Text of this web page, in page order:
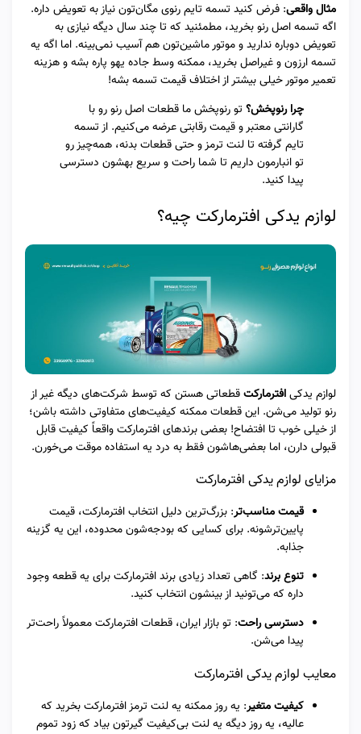
مثال واقعی: فرض کنید تسمه تایم رنوی مگان‌تون نیاز به تعویض داره.
اگه تسمه اصل رنو بخرید، مطمئنید که تا چند سال دیگه نیازی به
تعویض دوباره ندارید و موتور ماشین‌تون هم آسیب نمی‌بینه. اما اگه یه
تسمه ارزون و غیراصل بخرید، ممکنه وسط جاده یهو پاره بشه و هزینه
تعمیر موتور خیلی بیشتر از اختلاف قیمت تسمه بشه!
چرا رنوپخش؟ تو رنوپخش ما قطعات اصل رنو رو با
گارانتی معتبر و قیمت رقابتی عرضه می‌کنیم. از تسمه
تایم گرفته تا لنت ترمز و حتی قطعات بدنه، همه‌چیز رو
تو انبارمون داریم تا شما راحت و سریع بهشون دسترسی
پیدا کنید.
لوازم یدکی افترمارکت چیه؟
لوازم یدکیافترمارکتقطعاتی هستن که توسط شرکت‌های دیگه غیر از
رنو تولید می‌شن. این قطعات ممکنه کیفیت‌های متفاوتی داشته باشن؛
از خیلی خوب تا افتضاح! بعضی برندهای افترمارکت واقعاً کیفیت قابل
قبولی دارن، اما بعضی‌هاشون فقط به درد یه استفاده موقت می‌خورن.
مزایای لوازم یدکی افترمارکت
قیمت مناسب‌تر: بزرگ‌ترین دلیل انتخاب افترمارکت، قیمت
پایین‌ترشونه. برای کسایی که بودجه‌شون محدوده، این یه گزینه
جذابه.
تنوع برند: گاهی تعداد زیادی برند افترمارکت برای یه قطعه وجود
داره که می‌تونید از بینشون انتخاب کنید.
دسترسی راحت: تو بازار ایران، قطعات افترمارکت معمولاً راحت‌تر
پیدا می‌شن.
معایب لوازم یدکی افترمارکت
کیفیت متغیر: یه روز ممکنه یه لنت ترمز افترمارکت بخرید که
عالیه، یه روز دیگه یه لنت بی‌کیفیت گیرتون بیاد که زود تموم